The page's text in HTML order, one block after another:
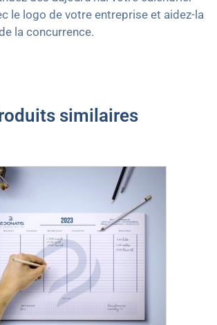
le logo de votre entreprise et aidez-la
la concurrence.
similaires